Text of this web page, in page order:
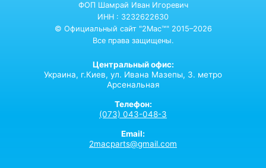
ФОП Шамрай Иван Игоревич
ИНН : 3232622630
© Официальный сайт "2Mac™" 2015–2026
Все права защищены.
Центральный офис:
Украина, г.Киев, ул. Ивана Мазепы, 3. метро
Арсенальная
Телефон:
(073) 043-048-3
Email:
2macparts@gmail.com